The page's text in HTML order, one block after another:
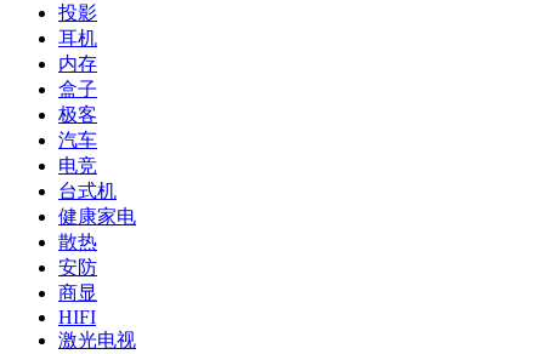
投影
耳机
内存
盒子
极客
汽车
电竞
台式机
健康家电
散热
安防
商显
HIFI
激光电视